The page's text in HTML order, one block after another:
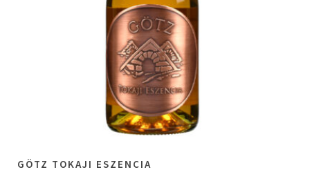
GÖTZ TOKAJI ESZENCIA